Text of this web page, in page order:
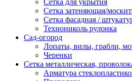
Сетка для укрытия
Сетка затеняющая/
Сетка фасадная /
Технониколь рулонка
Сад-огород
Лопаты, вилы, грабли,
Черенки
Сетка металлическая,
Арматура